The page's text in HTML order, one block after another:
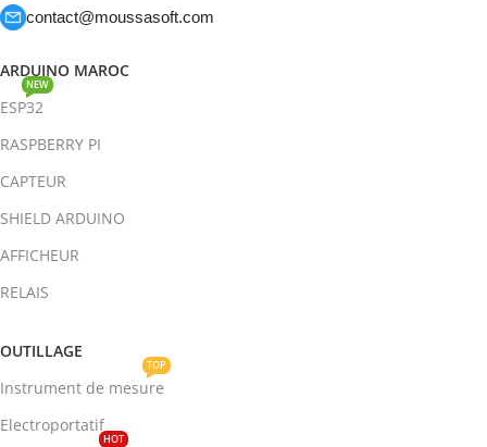
contact@moussasoft.com
ARDUINO MAROC
ESP32
NEW
RASPBERRY PI
CAPTEUR
SHIELD ARDUINO
AFFICHEUR
RELAIS
OUTILLAGE
Instrument de mesure
TOP
Electroportatif
HOT